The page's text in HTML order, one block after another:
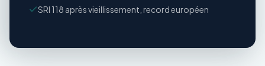
SRI 118 après vieillissement, record européen